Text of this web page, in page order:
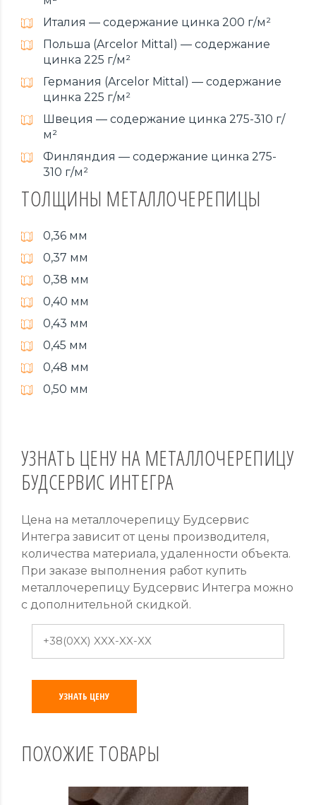
Италия — содержание цинка 200 г/м²
Польша (Arcelor Mittal) — содержание
цинка 225 г/м²
Германия (Arcelor Mittal) — содержание
цинка 225 г/м²
Швеция — содержание цинка 275-310 г/
м²
Финляндия — содержание цинка 275-
310 г/м²
ТОЛЩИНЫ МЕТАЛЛОЧЕРЕПИЦЫ
0,36 мм
0,37 мм
0,38 мм
0,40 мм
0,43 мм
0,45 мм
0,48 мм
0,50 мм
УЗНАТЬ ЦЕНУ НА МЕТАЛЛОЧЕРЕПИЦУ
БУДСЕРВИС ИНТЕГРА
Цена на металлочерепицу Будсервис
Интегра зависит от цены производителя,
количества материала, удаленности объекта.
При заказе выполнения работ купить
металлочерепицу Будсервис Интегра можно
с дополнительной скидкой.
УЗНАТЬ ЦЕНУ
ПОХОЖИЕ ТОВАРЫ